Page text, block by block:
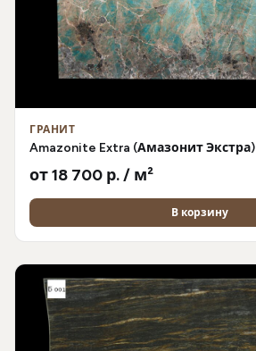
ГРАНИТ
Amazonite Extra (Амазонит Экстра)
от 18 700 р. / м²
В корзину